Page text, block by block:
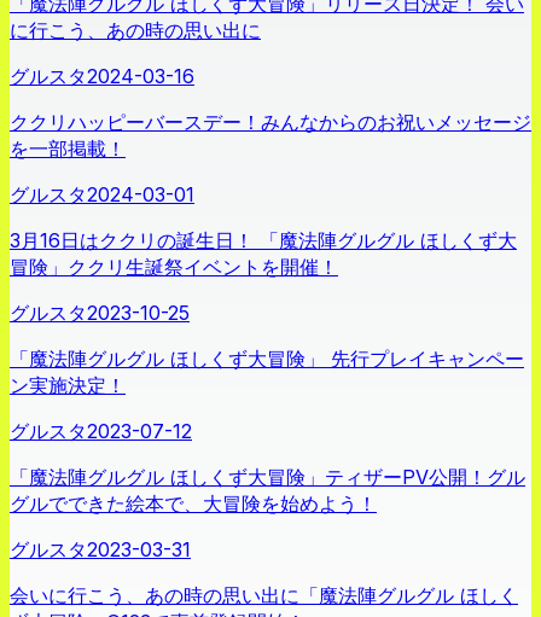
に行こう、あの時の思い出に
グルスタ2024-03-16
ククリハッピーバースデー！みんなからのお祝いメッセージ
を一部掲載！
グルスタ2024-03-01
3月16日はククリの誕生日！ 「魔法陣グルグル ほしくず大
冒険」ククリ生誕祭イベントを開催！
グルスタ2023-10-25
「魔法陣グルグル ほしくず大冒険」 先行プレイキャンペー
ン実施決定！
グルスタ2023-07-12
「魔法陣グルグル ほしくず大冒険」ティザーPV公開！グル
グルでできた絵本で、大冒険を始めよう！
グルスタ2023-03-31
会いに行こう、あの時の思い出に「魔法陣グルグル ほしく